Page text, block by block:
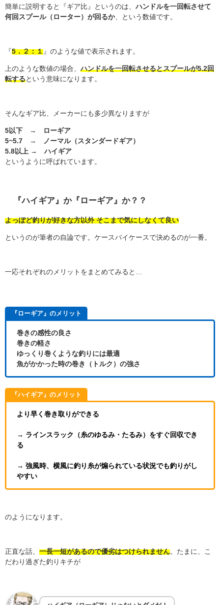
簡単に説明すると『ギア比』というのは、 ハンドルを一回転させて
何回スプール（ローター）が回るか、という数値です。
『5．２：１ 』のような値で表示されます。
上のような数値の場合、 ハンドルを一回転させるとスプールが5.2回
転する という意味になります。
そんなギア比、メーカーにも多少異なりますが
5以下 → ローギア
5~5.7 → ノーマル（スタンダードギア）
5.8以上 → ハイギア
というように呼ばれています。
『ハイギア』か『ローギア』か？？
よっぽど釣りが好きな方以外 そこまで気にしなくて良い
というのが筆者の自論です。ケースバイケースで決めるのが一番。
一応それぞれのメリットをまとめてみると…
『ローギア』のメリット
巻きの感性の良さ
巻きの軽さ
ゆっくり巻くような釣りには最適
魚がかかった時の巻き（トルク）の強さ
『ハイギア』のメリット
より早く巻き取りができる
→ ラインスラック（糸のゆるみ・たるみ）をすぐ回収でき
る
→ 強風時、横風に釣り糸が煽られている状況でも釣りがし
やすい
のようになります。
正直な話、 一長一短があるので優劣はつけられません 。たまに、こ
だわり過ぎた釣りキチが